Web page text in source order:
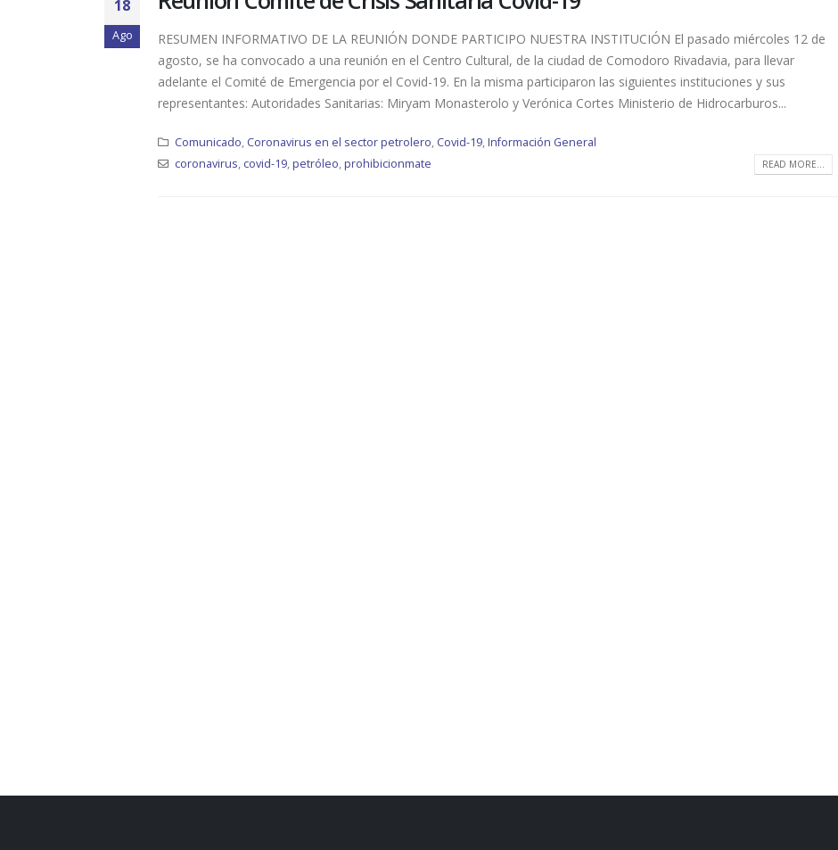
18
Ago
RESUMEN INFORMATIVO DE LA REUNIÓN DONDE PARTICIPO NUESTRA INSTITUCIÓN El pasado miércoles 12 de
agosto, se ha convocado a una reunión en el Centro Cultural, de la ciudad de Comodoro Rivadavia, para llevar
adelante el Comité de Emergencia por el Covid-19. En la misma participaron las siguientes instituciones y sus
representantes: Autoridades Sanitarias: Miryam Monasterolo y Verónica Cortes Ministerio de Hidrocarburos...
Comunicado, Coronavirus en el sector petrolero, Covid-19,Información General
coronavirus, covid-19,petróleo,prohibicionmate READ MORE...